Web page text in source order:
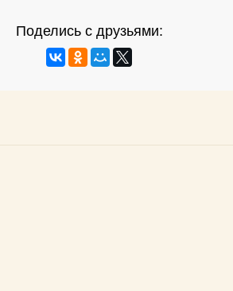
Поделись с друзьями: